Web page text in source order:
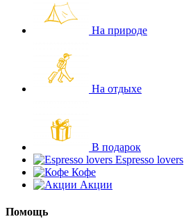
На природе
На отдыхе
В подарок
Espresso lovers
Кофе
Акции
Помощь